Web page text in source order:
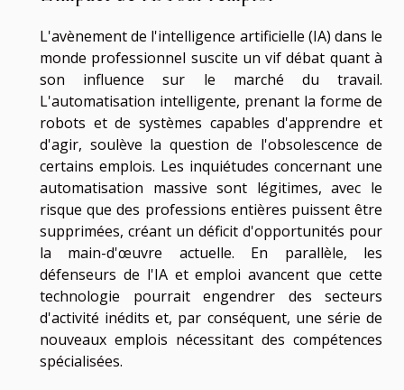
L'avènement de l'intelligence artificielle (IA) dans le
monde professionnel suscite un vif débat quant à
son influence sur le marché du travail.
L'automatisation intelligente, prenant la forme de
robots et de systèmes capables d'apprendre et
d'agir, soulève la question de l'obsolescence de
certains emplois. Les inquiétudes concernant une
automatisation massive sont légitimes, avec le
risque que des professions entières puissent être
supprimées, créant un déficit d'opportunités pour
la main-d'œuvre actuelle. En parallèle, les
défenseurs de l'IA et emploi avancent que cette
technologie pourrait engendrer des secteurs
d'activité inédits et, par conséquent, une série de
nouveaux emplois nécessitant des compétences
spécialisées.